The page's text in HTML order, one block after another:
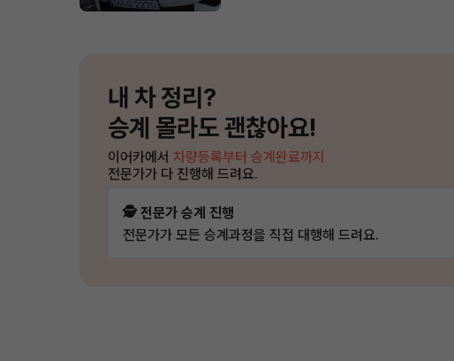
내 차 정리?
승계 몰라도 괜찮아요!
이어카에서 차량등록부터 승계완료까지
전문가가 다 진행해 드려요.
🕵️ 전문가 승계 진행
전문가가 모든 승계과정을 직접 대행해 드려요.